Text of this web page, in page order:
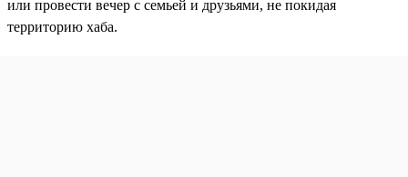
или провести вечер с семьей и друзьями, не покидая
территорию хаба.